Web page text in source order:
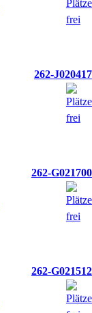
262-J020417
262-G021700
262-G021512